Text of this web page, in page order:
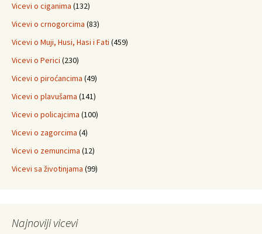
Vicevi o ciganima (132)
Vicevi o crnogorcima (83)
Vicevi o Muji, Husi, Hasi i Fati (459)
Vicevi o Perici (230)
Vicevi o piroćancima (49)
Vicevi o plavušama (141)
Vicevi o policajcima (100)
Vicevi o zagorcima (4)
Vicevi o zemuncima (12)
Vicevi sa životinjama (99)
Najnoviji vicevi